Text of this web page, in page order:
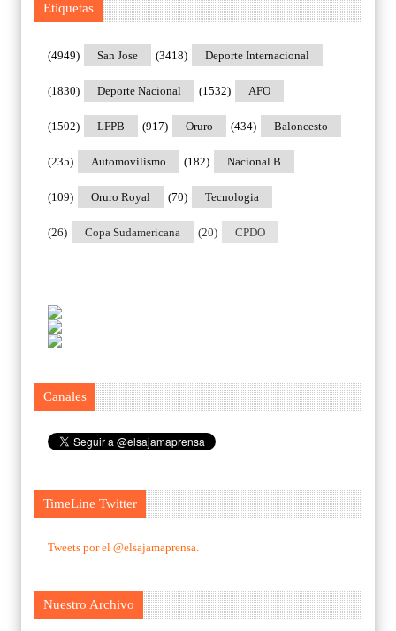
Etiquetas
San Jose
(4949) Deporte Internacional
(3418)
Deporte Nacional
(1830) AFO
(1532)
LFPB
(1502) Oruro
(917) Baloncesto
(434)
Automovilismo
(235) Nacional B
(182)
Oruro Royal
(109) Tecnologia
(70)
Copa Sudamericana
(26) CPDO
(20)
Canales
TimeLine Twitter
Tweets por el @elsajamaprensa.
Nuestro Archivo